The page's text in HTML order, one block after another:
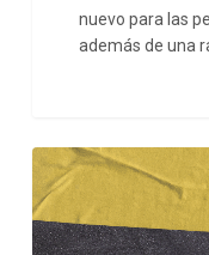
Culturalnuevo para las
además de una
Actividades
extraescolares
2024/25